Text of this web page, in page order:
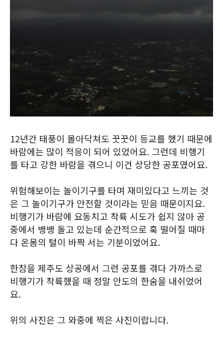
12년간 태풍이 몰아닥쳐도 꿋꿋이 등교를 했기 때문에
바람에는 많이 적응이 되어 있었어요. 그런데 비행기
를 타고 강한 바람을 겪으니 이건 상당한 공포였어요.
위험해보이는 놀이기구를 타며 재미있다고 느끼는 것
은 그 놀이기구가 안전할 것이라는 믿음 때문이지요.
비행기가 바람에 요동치고 착륙 시도가 쉽지 않아 공
중에서 뱅뱅 돌고 있는데 순간적으로 훅 떨어질 때마
다 온몸의 털이 바짝 서는 기분이었어요.
한참을 제주도 상공에서 그런 공포를 겪다 가까스로
비행기가 착륙했을 때 정말 안도의 한숨을 내쉬었어
요.
위의 사진은 그 와중에 찍은 사진이랍니다.